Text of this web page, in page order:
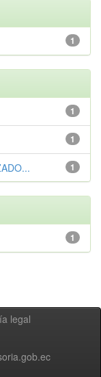
1
1
1
1
1
legal